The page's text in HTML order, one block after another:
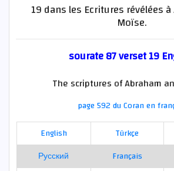
19 dans les Ecritures révélées
Moïse.
sourate 87 verset 19
The scriptures of Abraham
page 592 du Coran en
English
Türkçe
Русский
Français